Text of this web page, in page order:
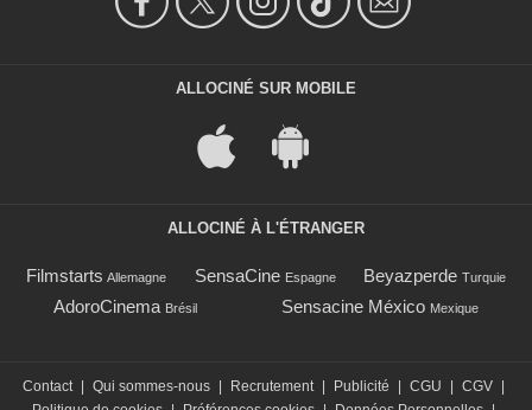
ALLOCINÉ SUR MOBILE
ALLOCINÉ À L'ÉTRANGER
Filmstarts Allemagne SensaCine Espagne Beyazperde Turquie
AdoroCinema Brésil Sensacine México Mexique
Contact | Qui sommes-nous | Recrutement | Publicité | CGU | CGV |